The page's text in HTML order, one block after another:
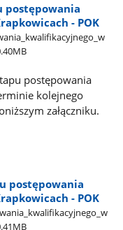
postępowania
- POK
postępowania
kolejnego
załączniku.
postępowania
- POK